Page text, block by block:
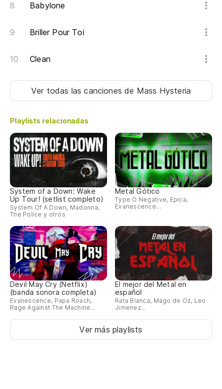
Babylone
Briller Pour Toi
Clean
Ver todas las cancionesde Mass Hysteria
Playlists relacionadas
System of a Down: Wake
Up Tour! (setlist completo)
System Of A Down, Madonna,
The Police y otros
Metal Gótico
Type O Negative, Epica,
Evanescence...
Devil May Cry (Netflix)
(banda sonora completa)
Evanescence, Papa Roach,
Rage Against The Machine...
El mejor del Metal en
español
Rata Blanca, Mägo de Oz, Leo
Jimenez...
Ver más playlists